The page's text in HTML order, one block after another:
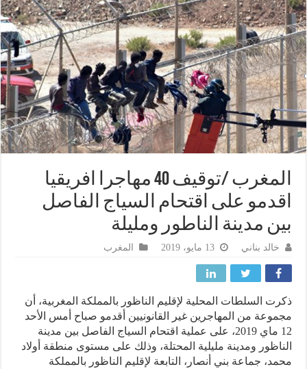
المغرب /توقيف 40 مهاجرا افريقيا
على اقتحام السياج الفاصل
مدينة الناطور ومليلة
خالد بناني المغرب
السلطات المحلية لإقليم الناظور بالمملكة المغربية، أن
من المهاجرين غير القانونيين أقدمو صباح أمس الأحد
12 ماي 2019، على عملية اقتحام السياج الفاصل بين مدينة
ومدينة مليلية المحتلة، وذلك على مستوى منطقة أولاد
جماعة بني أنصار، التابعة لإقليم الناظور بالمملكة